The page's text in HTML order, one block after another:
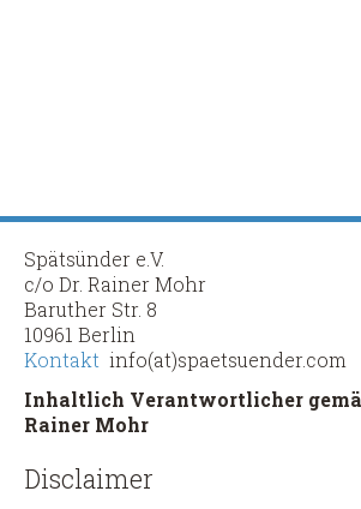
Spätsünder e.V.
c/o Dr. Rainer Mohr
Baruther Str. 8
10961 Berlin
Kontakt info(at)spaetsuender.com
Inhaltlich Verantwortlicher
Rainer Mohr
Disclaimer